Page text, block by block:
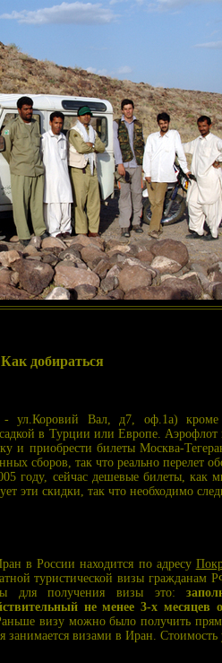
добираться
Вал, д7, оф.1а) кроме
в Турции или Европе. Аэрофлот
и приобрести билеты Москва-
сборов, так что реально перелет
году, сейчас дешевые билеты, как
эти скидки, так что необходимо
в России находится по адресу
туристической визы гражданам
для получения визы это:
не менее 3-х
визу можно было получить
визами в Иран. Стоимость